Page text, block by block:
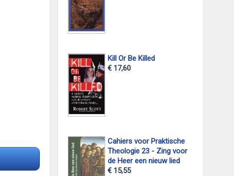
Kill Or Be Killed
€ 17,60
Cahiers voor Praktische
Theologie 23 - Zing voor
de Heer een nieuw lied
€ 15,55